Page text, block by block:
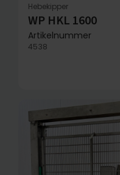
Hebekipper
WP HKL 1600
Artikelnummer
4538